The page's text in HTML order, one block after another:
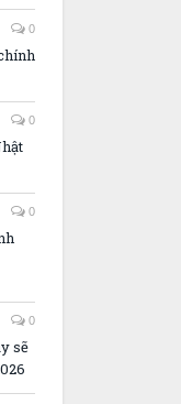
0
0
0
0
sẽ